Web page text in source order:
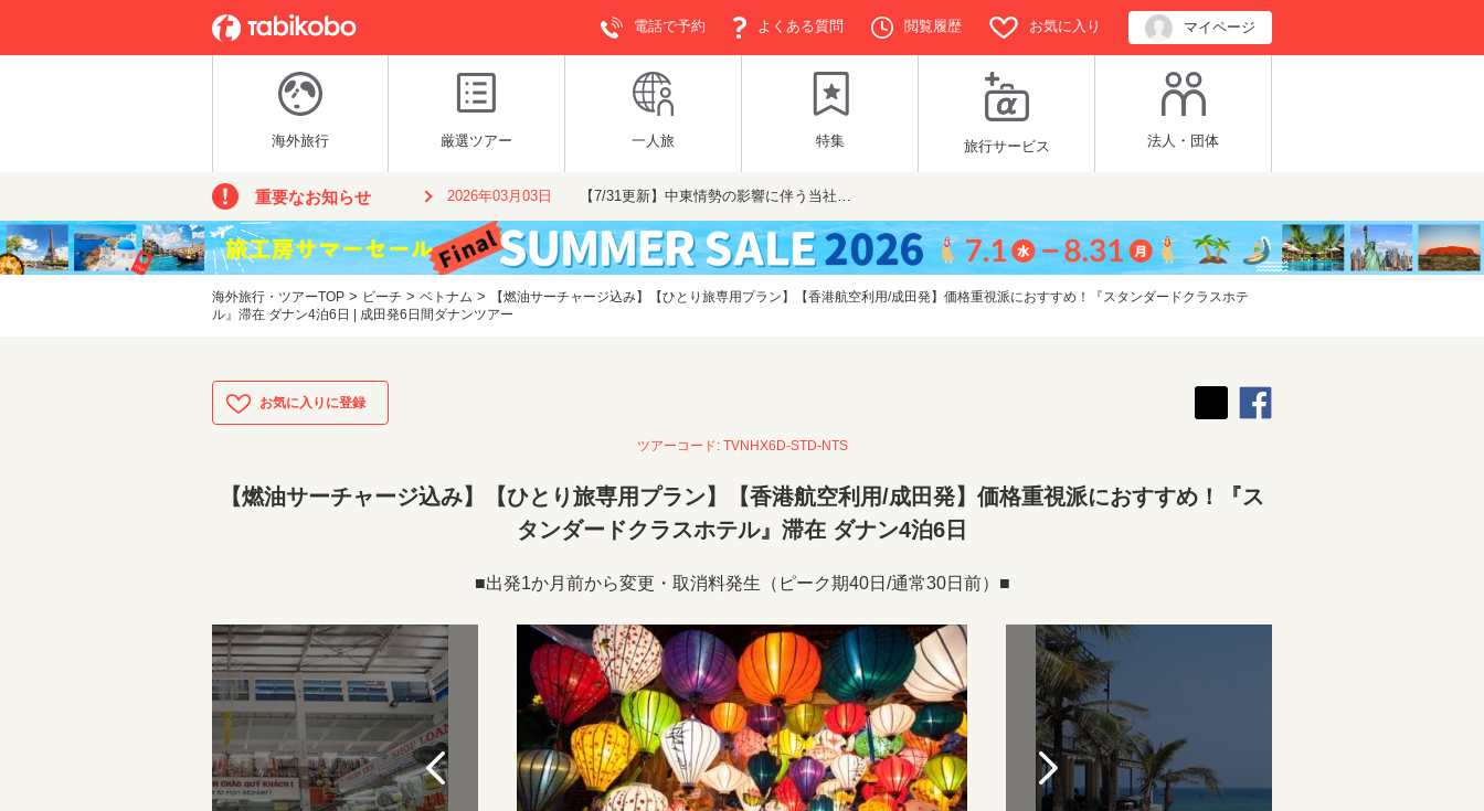
電話で予約 よくある質問 閲覧履歴 お気に入り マイページ
海外旅行 厳選ツアー 一人旅 特集 旅行サービス 法人・団体
重要なお知らせ 2026年03月03日 【7/31更新】中東情勢の影響に伴う当社…
海外旅行・ツアーTOP > ビーチ > ベトナム >
【燃油サーチャージ込み】【ひとり旅専用プラン】【香港航空利用/成田発】価格重視派におすすめ！『スタンダードクラスホテ
ル』滞在 ダナン4泊6日 | 成田発6日間ダナンツアー
ツアーコード: TVNHX6D-STD-NTS
【燃油サーチャージ込み】【ひとり旅専用プラン】【香港航空利用/成田発】価格重視派におすすめ！『ス
タンダードクラスホテル』滞在 ダナン4泊6日
■出発1か月前から変更・取消料発生（ピーク期40日/通常30日前）■